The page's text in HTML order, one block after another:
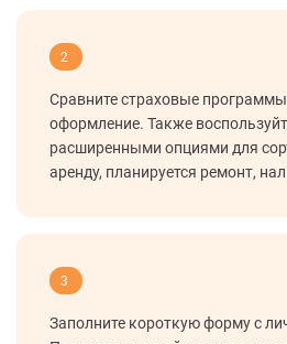
2
Сравните страховые
оформление. Также
расширенными опциями для
аренду, планируется ремонт,
3
Заполните короткую форму с